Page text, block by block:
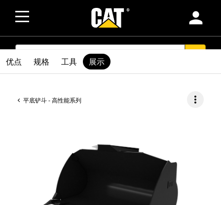
person
SEARCH
平底铲斗 - 高性能系列 more_vert
优点 规格 工具 展示